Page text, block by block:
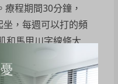
程期間30分鐘，
，每週可以打的頻
和馬甲川字線條大
然也因每個人體
過程感覺就是”懶人